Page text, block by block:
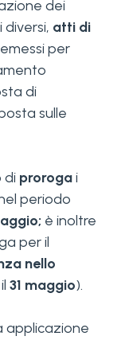
dei
atti di
per
di
sulle
di prorogai
periodo
è inoltre
per il
nello
31 maggio).
applicazione